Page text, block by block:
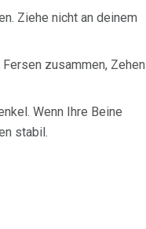
Ziehe nicht an deinem
zusammen, Zehen
Wenn Ihre Beine
stabil.